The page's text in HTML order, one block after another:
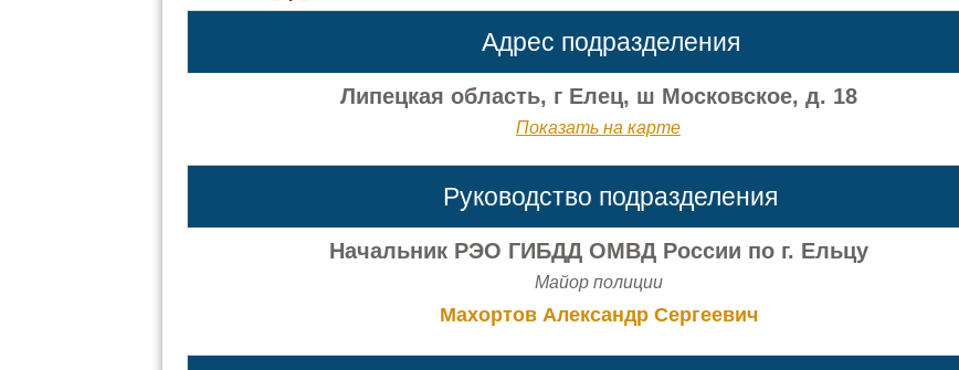
Адрес подразделения
Липецкая область, г Елец, ш Московское, д. 18
Показать на карте
Руководство подразделения
Начальник РЭО ГИБДД ОМВД России по г. Ельцу
Майор полиции
Махортов Александр Сергеевич